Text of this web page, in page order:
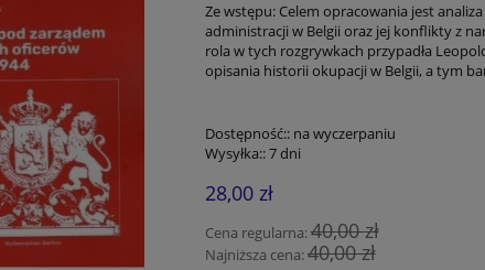
Ze wstępu: Celem opracowania jest
administracji w Belgii oraz jej konflikty z
rola w tych rozgrywkach przypadła
opisania historii okupacji w Belgii, a tym
Dostępność:: na wyczerpaniu
Wysyłka::7 dni
28,00 zł
Cena regularna:40,00 zł
Najniższa cena:40,00 zł